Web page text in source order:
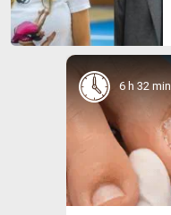
6 h 32 min